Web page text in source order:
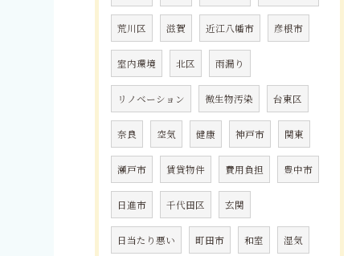
荒川区 滋賀 近江八幡市 彦根市
室内環境 北区 雨漏り
リノベーション 微生物汚染 台東区
奈良 空気 健康 神戸市 関東
瀬戸市 賃貸物件 費用負担 豊中市
日進市 千代田区 玄関
日当たり悪い 町田市 和室 湿気